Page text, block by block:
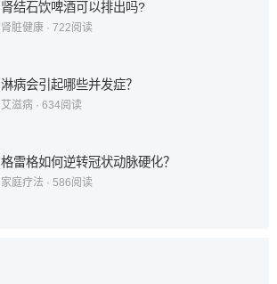
肾结石饮啤酒可以排出吗?
肾脏健康· 722阅读
淋病会引起哪些并发症？
艾滋病· 634阅读
格雷格如何逆转冠状动脉硬化？
家庭疗法 · 586阅读